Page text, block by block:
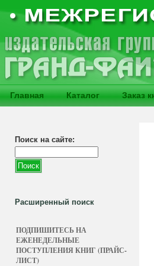
Главная Каталог Заказ
Поиск на сайте:
Расширенный поиск
ПОДПИШИТЕСЬ НА
ЕЖЕНЕДЕЛЬНЫЕ
ПОСТУПЛЕНИЯ КНИГ (ПРАЙС-
ЛИСТ)